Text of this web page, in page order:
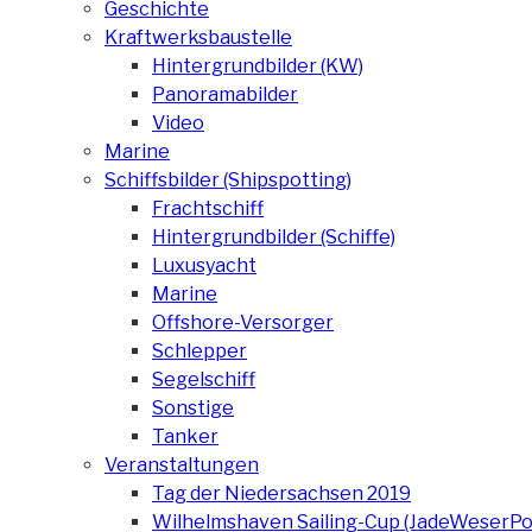
Geschichte
Kraftwerksbaustelle
Hintergrundbilder (KW)
Panoramabilder
Video
Marine
Schiffsbilder (Shipspotting)
Frachtschiff
Hintergrundbilder (Schiffe)
Luxusyacht
Marine
Offshore-Versorger
Schlepper
Segelschiff
Sonstige
Tanker
Veranstaltungen
Tag der Niedersachsen 2019
Wilhelmshaven Sailing-Cup